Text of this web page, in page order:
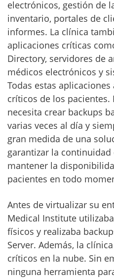
electrónicos, gestión de
inventario, portales de
informes. La clínica
aplicaciones críticas
Directory, servidores de
médicos electrónicos y
Todas estas
críticos de los pacientes.
necesita crear backups
varias veces al día y
gran medida de una
garantizar la
mantener la
pacientes en todo
Antes de virtualizar su
Medical Institute
físicos y realizaba
Server. Además, la
críticos en la nube. Sin
ninguna herramienta